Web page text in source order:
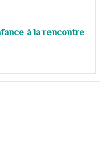
à la rencontre